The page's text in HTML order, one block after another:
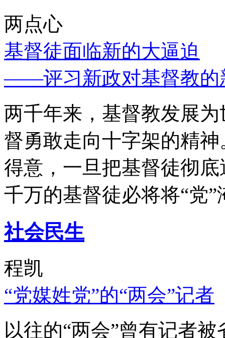
两点心
基督徒面临新的大逼迫
——评习新政对基督教的
两千年来，基督教发展
督勇敢走向十字架的精
得意，一旦把基督徒彻
千万的基督徒必将将“党”
社会民生
程凯
“党媒姓党”的“两会”记者
以往的“两会”曾有记者